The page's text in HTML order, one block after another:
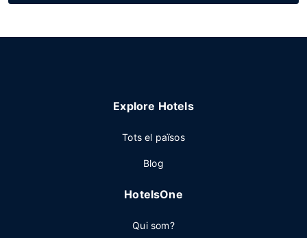
Explore Hotels
Tots el països
Blog
HotelsOne
Qui som?